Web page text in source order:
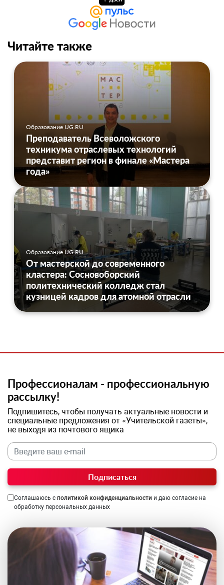
Читайте также
Образование UG.RU
Преподаватель Всеволожского
техникума отраслевых технологий
представит регион в финале «Мастера
года»
Образование UG.RU
От мастерской до современного
кластера: Сосновоборский
политехнический колледж стал
кузницей кадров для атомной отрасли
Профессионалам - профессиональную
рассылку!
Подпишитесь, чтобы получать актуальные новости и
специальные предложения от «Учительской газеты»,
не выходя из почтового ящика
Подписаться
Соглашаюсь с политикой конфиденциальности и даю согласие на
обработку персональных данных